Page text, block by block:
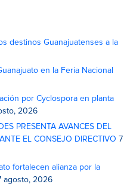
destinos Guanajuatenses a la
en la Feria Nacional
por Cyclospora en planta
2026
PRESENTA AVANCES DEL
EL CONSEJO DIRECTIVO 7
fortalecen alianza por la
agosto, 2026